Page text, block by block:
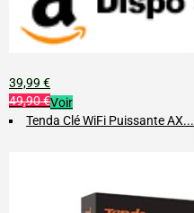
39,99 €
49,90 €Voir
Tenda Clé WiFi Puissante AX...